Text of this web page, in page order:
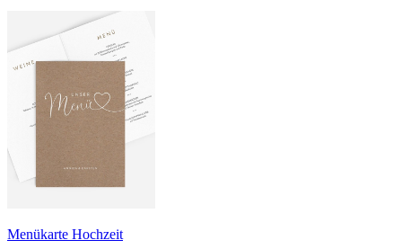
Menükarte Hochzeit